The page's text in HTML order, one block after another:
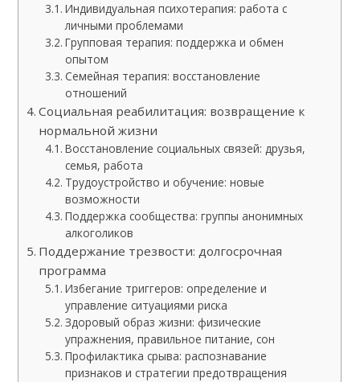
Индивидуальная психотерапия: работа с
личными проблемами
Групповая терапия: поддержка и обмен
опытом
Семейная терапия: восстановление
отношений
Социальная реабилитация: возвращение к
нормальной жизни
Восстановление социальных связей: друзья,
семья, работа
Трудоустройство и обучение: новые
возможности
Поддержка сообщества: группы анонимных
алкоголиков
Поддержание трезвости: долгосрочная
программа
Избегание триггеров: определение и
управление ситуациями риска
Здоровый образ жизни: физические
упражнения, правильное питание, сон
Профилактика срыва: распознавание
признаков и стратегии предотвращения